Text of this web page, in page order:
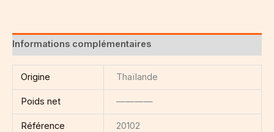
Informations complémentaires
Origine Thaïlande
Poids net ————
Référence 20102